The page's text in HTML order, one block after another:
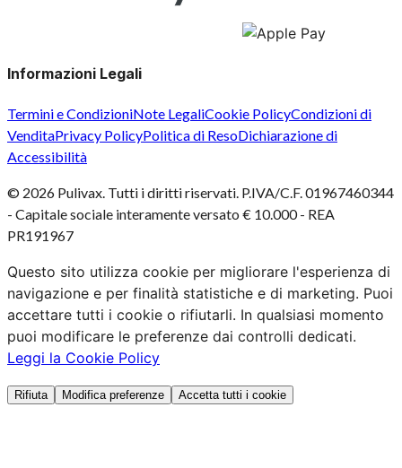
Informazioni Legali
Termini e CondizioniNote LegaliCookie PolicyCondizioni di
VenditaPrivacy PolicyPolitica di ResoDichiarazione di
Accessibilità
© 2026 Pulivax. Tutti i diritti riservati. P.IVA/C.F. 01967460344
- Capitale sociale interamente versato € 10.000 - REA
PR191967
Questo sito utilizza cookie per migliorare l'esperienza di
navigazione e per finalità statistiche e di marketing. Puoi
accettare tutti i cookie o rifiutarli. In qualsiasi momento
puoi modificare le preferenze dai controlli dedicati.
Leggi la Cookie Policy
Rifiuta Modifica preferenze Accetta tutti i cookie